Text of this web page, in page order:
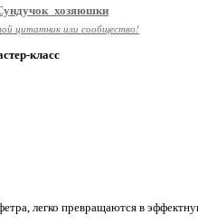
цитатник или сообщество!
класс
легко превращаются в